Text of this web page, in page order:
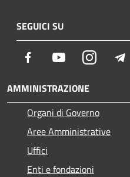
SEGUICI SU
Facebook YoutubeInstagram
AMMINISTRAZIONE
Organi di Governo
Aree Amministrative
Uffici
Enti e fondazioni